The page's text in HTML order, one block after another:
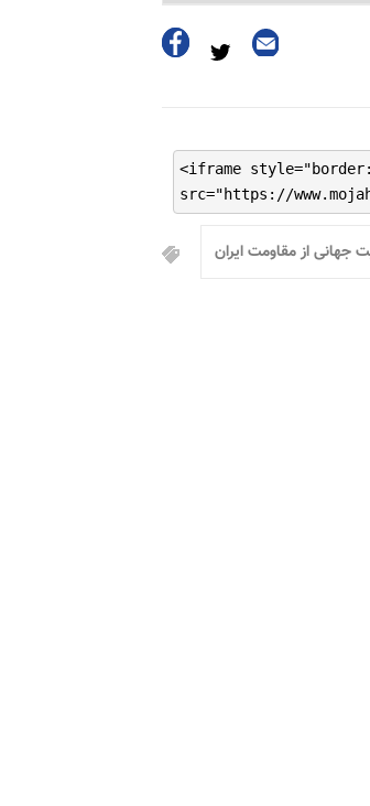
<iframe
src="https://
جهانی از مقاومت ایران